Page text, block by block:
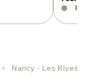
Nancy - Les Rives